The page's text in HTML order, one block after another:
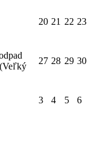
20 21 22 23
27 28 29 30
3 4 5
6